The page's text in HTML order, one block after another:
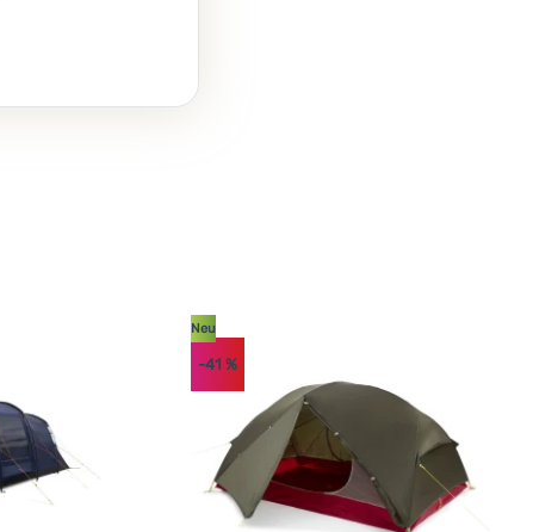
Neu
-41 %